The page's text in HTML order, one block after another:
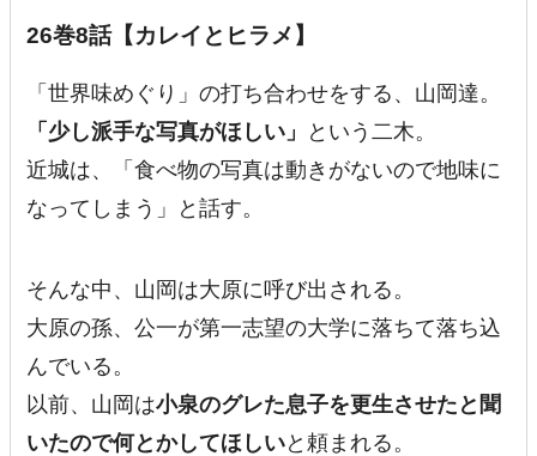
26巻8話【カレイとヒラメ】
「世界味めぐり」の打ち合わせをする、山岡達。
「少し派手な写真がほしい」
という二木。
近城は、「食べ物の写真は動きがないので地味に
なってしまう」と話す。
そんな中、山岡は大原に呼び出される。
大原の孫、公一が第一志望の大学に落ちて落ち込
んでいる。
以前、山岡は小泉のグレた息子を更生させたと聞
いたので何とかしてほしいと頼まれる。